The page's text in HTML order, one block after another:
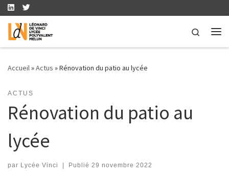
Skip to content
Search
Accueil»Actus »Rénovation du patio au lycée
ACTUS
Rénovation du patio au
lycée
par Lycée Vinci | Publié 29 novembre 2022